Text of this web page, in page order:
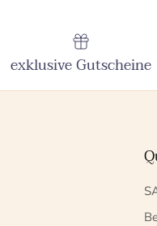
exklusive Gutscheine